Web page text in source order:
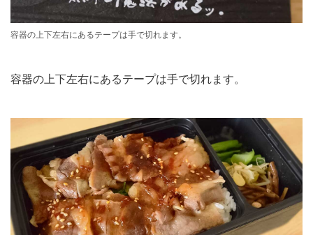
容器の上下左右にあるテープは手で切れます。
容器の上下左右にあるテープは手で切れます。